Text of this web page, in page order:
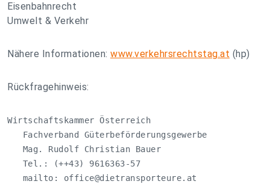
Eisenbahnrecht
Umwelt & Verkehr
Nähere Informationen: www.verkehrsrechtstag.at (hp)
Rückfragehinweis:
Wirtschaftskammer Österreich
   Fachverband Güterbeförderungsgewerbe
   Mag. Rudolf Christian Bauer
   Tel.: (++43) 9616363-57
   mailto:
office@dietransporteure.at